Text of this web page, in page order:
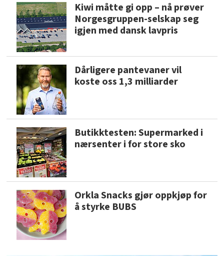
Kiwi måtte gi opp – nå prøver
Norgesgruppen-selskap seg
igjen med dansk lavpris
Dårligere pantevaner vil
koste oss 1,3 milliarder
Butikktesten: Supermarked i
nærsenter i for store sko
Orkla Snacks gjør oppkjøp for
å styrke BUBS